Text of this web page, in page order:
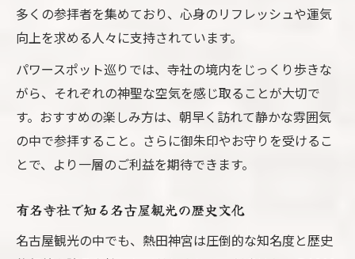
名古屋観光で限定御朱印を手に入れるコツ
伝説に彩られた寺社を巡る名古屋観光の魅
力
名古屋観光で話題の限定御朱印スポット紹
介
伝説や歴史を感じる名古屋観光寺社体験
名古屋観光で伝説のパワースポット探訪
多くの参拝者を集めており、心身のリフレッシュや運気
向上を求める人々に支持されています。
パワースポット巡りでは、寺社の境内をじっくり歩きな
がら、それぞれの神聖な空気を感じ取ることが大切で
す。おすすめの楽しみ方は、朝早く訪れて静かな雰囲気
の中で参拝すること。さらに御朱印やお守りを受けるこ
とで、より一層のご利益を期待できます。
有名寺社で知る名古屋観光の歴史文化
名古屋観光の中でも、熱田神宮は圧倒的な知名度と歴史